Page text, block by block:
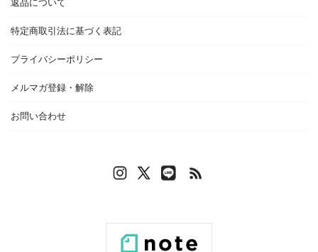
返品について
特定商取引法に基づく表記
プライバシーポリシー
メルマガ登録・解除
お問い合わせ